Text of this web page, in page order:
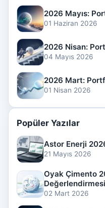
2026 Mayıs:
01 Haziran 2026
2026 Nisan:
04 Mayıs 2026
2026 Mart:
01 Nisan 2026
Popüler Yazılar
Astor Enerji
21 Mayıs 2026
Oyak Çimento
Değerlendirmesi
02 Mart 2026